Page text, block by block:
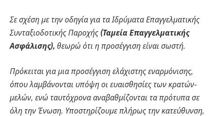
Σε σχέση με την οδηγία για τα Ιδρύματα Επαγγελματικής
Συνταξιοδοτικής Παροχής (Ταμεία Επαγγελματικής
Ασφάλισης), θεωρώ ότι η προσέγγιση είναι σωστή.
Πρόκειται για μια προσέγγιση ελάχιστης εναρμόνισης,
όπου λαμβάνονται υπόψη οι ευαισθησίες των κρατών-
μελών, ενώ ταυτόχρονα αναβαθμίζονται τα πρότυπα σε
όλη την Ένωση. Υποστηρίζουμε πλήρως την κατεύθυνση,